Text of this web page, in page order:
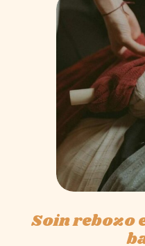
Soin rebozo